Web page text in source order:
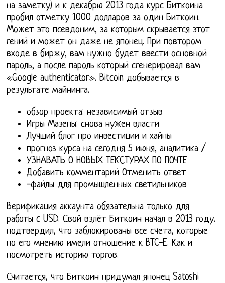
на заметку) и к декабрю 2013 года курс Биткоина
пробил отметку 1000 долларов за один Биткоин.
Может это псевдоним, за которым скрывается этот
гений и может он даже не японец. При повтором
входе в биржу, вам нужно будет ввести основной
пароль, а после пароль который сгенерировал вам
«Google authenticator». Bitcoin добывается в
результате майнинга.
обзор проекта: независимый отзыв
Игры Мазепы: снова нужен власти
Лучший блог про инвестиции и хайпы
прогноз курса на сегодня 5 июня, аналитика /
УЗНАВАТЬ О НОВЫХ ТЕКСТУРАХ ПО ПОЧТЕ
Добавить комментарий Отменить ответ
-файлы для промышленных светильников
Верификация аккаунта обязательна только для
работы c USD. Свой взлёт Биткоин начал в 2013 году.
подтвердил, что заблокированы все счета, которые
по его мнению имели отношение к BTC-E. Как и
посмотреть историю торгов.
Считается, что Биткоин придумал японец Satoshi